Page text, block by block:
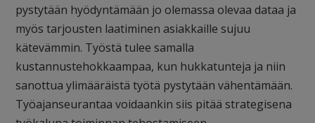
pystytään hyödyntämään jo olemassa olevaa dataa ja
myös tarjousten laatiminen asiakkaille sujuu
kätevämmin. Työstä tulee samalla
kustannustehokkaampaa, kun hukkatunteja ja niin
sanottua ylimääräistä työtä pystytään vähentämään.
Työajanseurantaa voidaankin siis pitää strategisena